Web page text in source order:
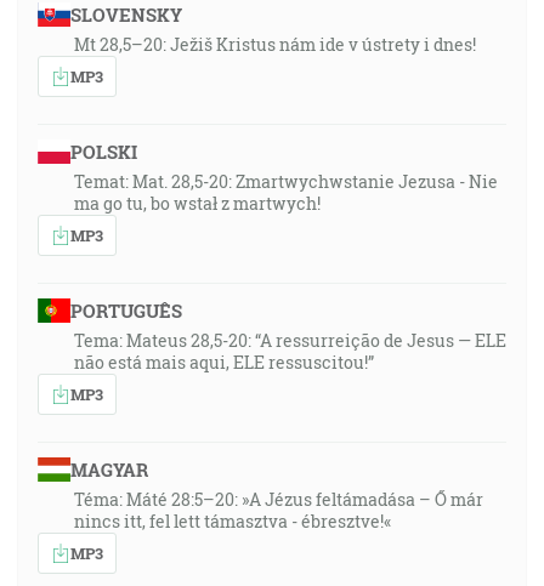
SLOVENSKY
Mt 28,5–20: Ježiš Kristus nám ide v ústrety i dnes!
MP3
POLSKI
Temat: Mat. 28,5-20: Zmartwychwstanie Jezusa - Nie
ma go tu, bo wstał z martwych!
MP3
PORTUGUÊS
Tema: Mateus 28,5-20: “A ressurreição de Jesus — ELE
não está mais aqui, ELE ressuscitou!”
MP3
MAGYAR
Téma: Máté 28:5–20: »A Jézus feltámadása – Ő már
nincs itt, fel lett támasztva - ébresztve!«
MP3